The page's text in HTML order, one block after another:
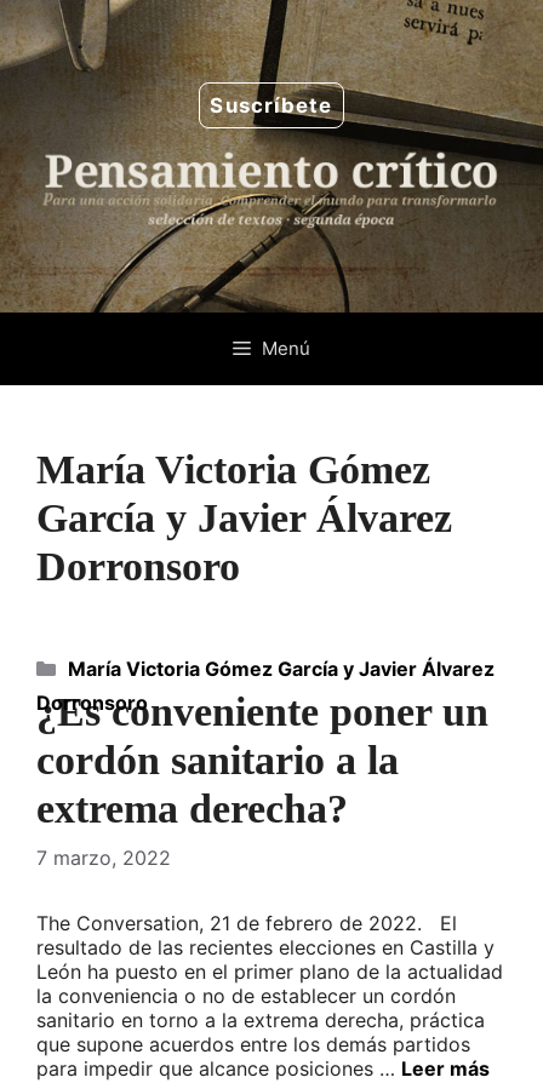
Saltar
al
contenido
Suscríbete
Menú
María Victoria Gómez
García y Javier Álvarez
Dorronsoro
¿Es conveniente poner un
cordón sanitario a la
extrema derecha?
7 marzo, 2022
The Conversation, 21 de febrero de 2022. El
resultado de las recientes elecciones en Castilla y
León ha puesto en el primer plano de la actualidad
la conveniencia o no de establecer un cordón
sanitario en torno a la extrema derecha, práctica
que supone acuerdos entre los demás partidos
para impedir que alcance posiciones … Leer más
Categorías
María Victoria Gómez García y Javier Álvarez
Dorronsoro